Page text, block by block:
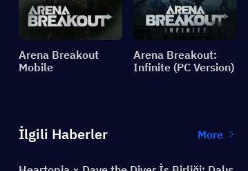
Arena Breakout
Mobile
Arena Breakout:
Infinite (PC Version)
İlgili Haberler More